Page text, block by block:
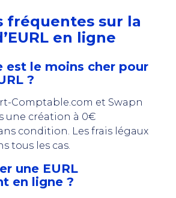
fréquentes sur la
en ligne
est le moins cher pour
?
Comptable.com et Swapn
une création à 0€
condition. Les frais légaux
tous les cas.
une EURL
en ligne ?